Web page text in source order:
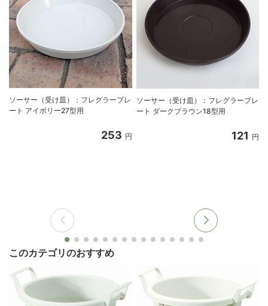
ソーサー（受け皿）：フレグラープレ
ート アイボリー27型用
253 円
ソーサー（受け皿）：フレグラープレ
ート ダークブラウン18型用
121 円
このカテゴリのおすすめ